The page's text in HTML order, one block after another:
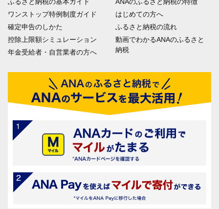
ワンストップ特例制度ガイド
確定申告のしかた
控除上限額シミュレーション
年金受給者・自営業者の方へ
はじめての方へ
ふるさと納税の流れ
動画でわかるANAのふるさと
納税